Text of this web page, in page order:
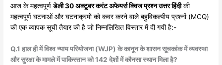
आज के महत्वपूर्णडेली 30 अक्टूबर करंट अफेयर्स क्विज प्रश्न उत्तर हिंदीकी
महत्वपूर्ण घटनाओं और घटनाक्रमों को कवर करने वाले बहुविकल्पीय प्रश्नों (MCQ)
की एक व्यापक सूची तैयार की है जो निम्नलिखित विस्तार में दी गयी है:-
Q.1 हाल ही में विश्व न्याय परियोजना (WJP) के कानून के शासन सूचकांक में व्यवस्था
और सुरक्षा के मामले में पाकिस्तान को 142 देशों में कौनसा स्थान मिला है?